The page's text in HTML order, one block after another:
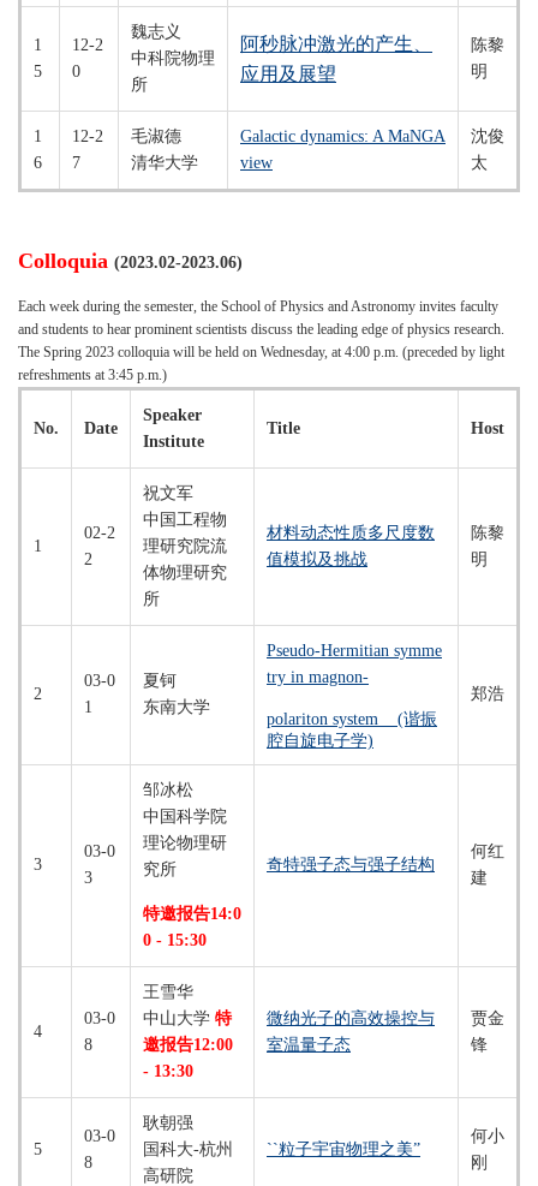
1
5
12-2
0
魏志义
中科院物理
所
阿秒脉冲激光的产生、
应用及展望
陈黎
明
1
6
12-2
7
毛淑德
清华大学
Galactic dynamics: A MaNGA
view
沈俊
太
Colloquia (2023.02-2023.06)
Each week during the semester, the School of Physics and Astronomy invites faculty
and students to hear prominent scientists discuss the leading edge of physics research.
The Spring 2023 colloquia will be held on Wednesday, at 4:00 p.m. (preceded by light
refreshments at 3:45 p.m.)
No. Date
Speaker
Institute
Title Host
1
02-2
2
祝文军
中国工程物
理研究院流
体物理研究
所
材料动态性质多尺度数
值模拟及挑战
陈黎
明
2
03-0
1
夏钶
东南大学
Pseudo-Hermitian symme
try in magnon-
polariton system (谐振
腔自旋电子学)
郑浩
3
03-0
3
邹冰松
中国科学院
理论物理研
究所
特邀报告14:0
0 - 15:30
奇特强子态与强子结构
何红
建
4
03-0
8
王雪华
中山大学 特
邀报告12:00
- 13:30
微纳光子的高效操控与
室温量子态
贾金
锋
5
03-0
8
耿朝强
国科大-杭州
高研院
``粒子宇宙物理之美”
何小
刚